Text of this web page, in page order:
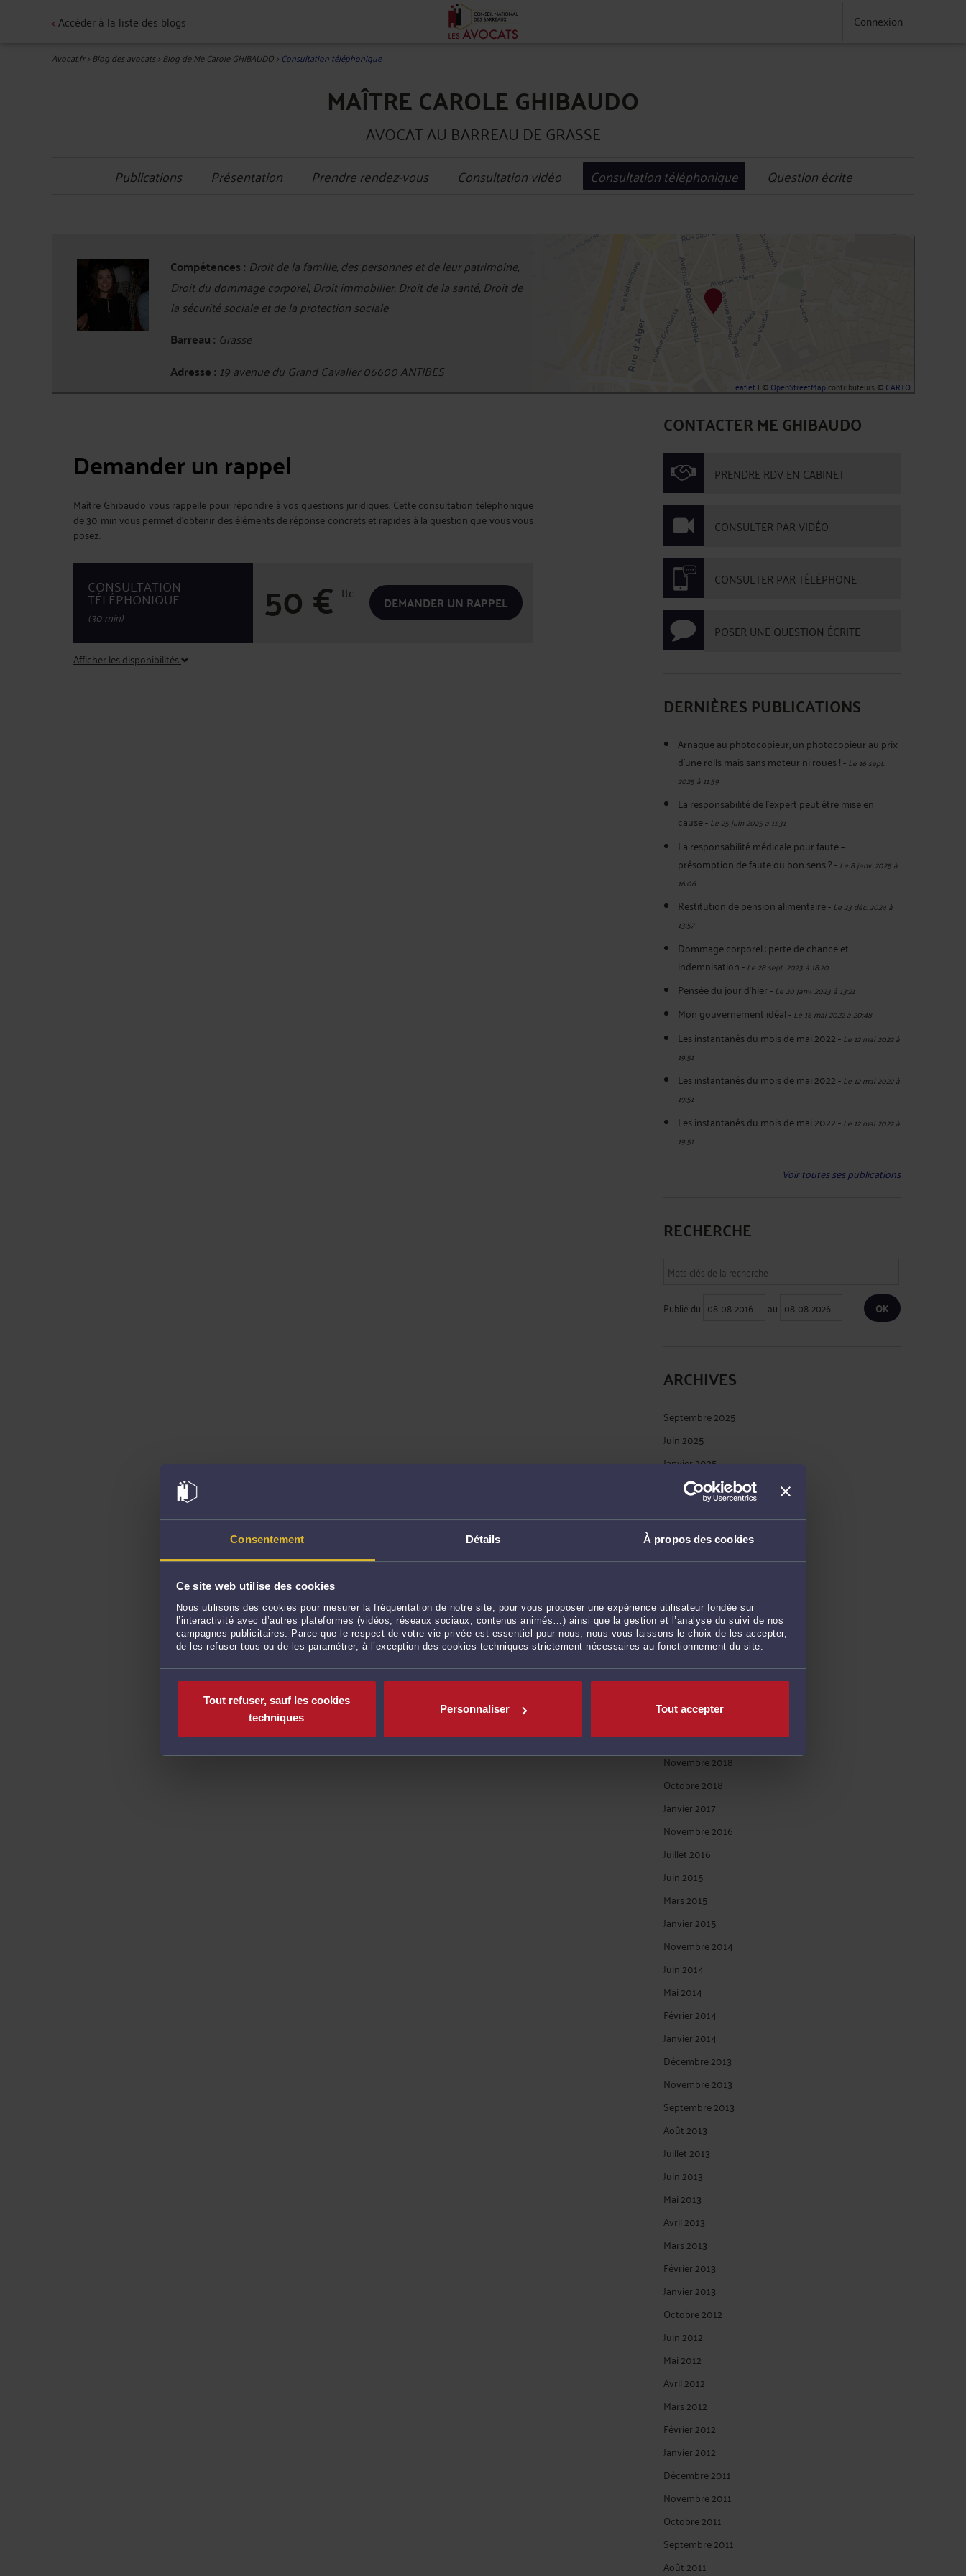
Consentement Détails À propos des cookies
Ce site web utilise des cookies
Nous utilisons des cookies pour mesurer la fréquentation de notre site, pour vous proposer une expérience utilisateur fondée sur
l’interactivité avec d’autres plateformes (vidéos, réseaux sociaux, contenus animés…) ainsi que la gestion et l’analyse du suivi de nos
campagnes publicitaires. Parce que le respect de votre vie privée est essentiel pour nous, nous vous laissons le choix de les accepter,
de les refuser tous ou de les paramétrer, à l’exception des cookies techniques strictement nécessaires au fonctionnement du site.
Tout refuser, sauf les cookies
techniques
Personnaliser Tout accepter
<Accéder à la liste des blogs Connexion
Avocat.fr>Blog des avocats>Blog de Me Carole GHIBAUDO> Consultation téléphonique
MAÎTRE CAROLE GHIBAUDO
AVOCAT AU BARREAU DE GRASSE
Publications Présentation Prendre rendez-vous Consultation vidéo Consultation téléphonique Question écrite
Compétences : Droit de la famille, des personnes et de leur patrimoine,
Droit du dommage corporel, Droit immobilier, Droit de la santé, Droit de
la sécurité sociale et de la protection sociale
Barreau : Grasse
Adresse : 19 avenue du Grand Cavalier 06600 ANTIBES
Leaflet | ©OpenStreetMapcontributeurs ©CARTO
Demander un rappel
Maître Ghibaudo vous rappelle pour répondre à vos questions juridiques. Cette consultation téléphonique
de 30 min vous permet d'obtenir des éléments de réponse concrets et rapides à la question que vous vous
posez.
CONSULTATION
TÉLÉPHONIQUE
(30 min) 50€ ttc
DEMANDER UN RAPPEL
Afficher les disponibilités
CONTACTER ME GHIBAUDO
PRENDRE RDV EN CABINET
CONSULTER PAR VIDÉO
CONSULTER PAR TÉLÉPHONE
POSER UNE QUESTION ÉCRITE
DERNIÈRES PUBLICATIONS
Arnaque au photocopieur, un photocopieur au prix
d'une rolls mais sans moteur ni roues !-Le 16 sept.
2025 à 11:59
La responsabilité de l’expert peut être mise en
cause-Le 25 juin 2025 à 11:31
La responsabilité médicale pour faute –
présomption de faute ou bon sens ?-Le 8 janv. 2025 à
16:06
Restitution de pension alimentaire-Le 23 déc. 2024 à
13:57
Dommage corporel : perte de chance et
indemnisation-Le 28 sept. 2023 à 18:20
Pensée du jour d'hier-Le 20 janv. 2023 à 13:21
Mon gouvernement idéal-Le 16 mai 2022 à 20:48
Les instantanés du mois de mai 2022-Le 12 mai 2022 à
19:51
Les instantanés du mois de mai 2022-Le 12 mai 2022 à
19:51
Les instantanés du mois de mai 2022-Le 12 mai 2022 à
19:51
Voir toutes ses publications
RECHERCHE
Publié du au
ARCHIVES
Septembre 2025
Juin 2025
Janvier 2025
Décembre 2024
Septembre 2023
Janvier 2023
Avril 2021
Février 2021
Janvier 2021
Novembre 2020
Avril 2020
Janvier 2019
Novembre 2018
Octobre 2018
Janvier 2017
Novembre 2016
Juillet 2016
Juin 2015
Mars 2015
Janvier 2015
Novembre 2014
Juin 2014
Mai 2014
Février 2014
Janvier 2014
Décembre 2013
Novembre 2013
Septembre 2013
Août 2013
Juillet 2013
Juin 2013
Mai 2013
Avril 2013
Mars 2013
Février 2013
Janvier 2013
Octobre 2012
Juin 2012
Mai 2012
Avril 2012
Mars 2012
Février 2012
Janvier 2012
Décembre 2011
Novembre 2011
Octobre 2011
Septembre 2011
Août 2011